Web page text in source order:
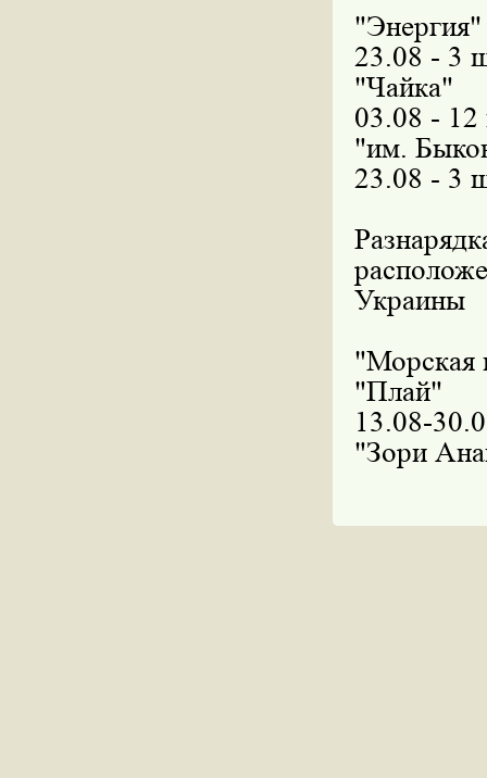
23.08 - 3
03.08 -
"им.
23.08 - 3
Украины
"Морская
13.08-
"Зори